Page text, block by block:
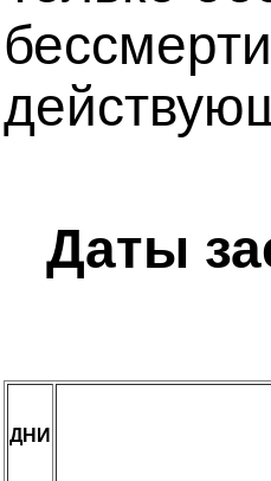
Даты
ДНИ